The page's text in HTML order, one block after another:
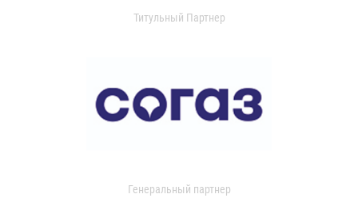
Титульный Партнер
Генеральный партнер